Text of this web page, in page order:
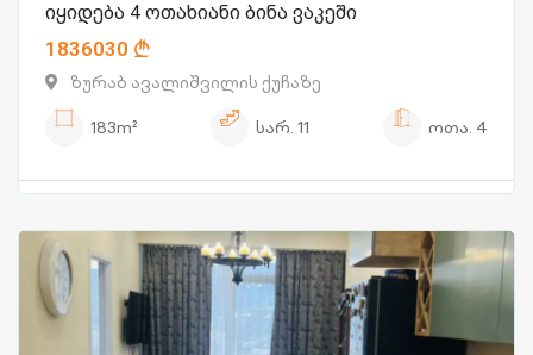
იყიდება 4 ოთახიანი ბინა ვაკეში
1836030
ზურაბ ავალიშვილის ქუჩაზე
183m²
სარ. 11 ოთა. 4